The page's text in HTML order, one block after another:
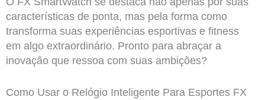
características de ponta, mas pela forma como
transforma suas experiências esportivas e fitness
em algo extraordinário. Pronto para abraçar a
inovação que ressoa com suas ambições?
Como Usar o Relógio Inteligente Para Esportes FX